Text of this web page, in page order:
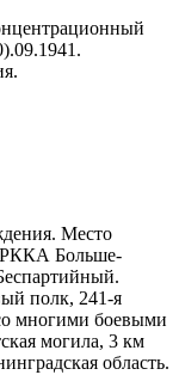
Место
РККА Больше-
полк, 241-я
многими боевыми
могила, 3 км
область.